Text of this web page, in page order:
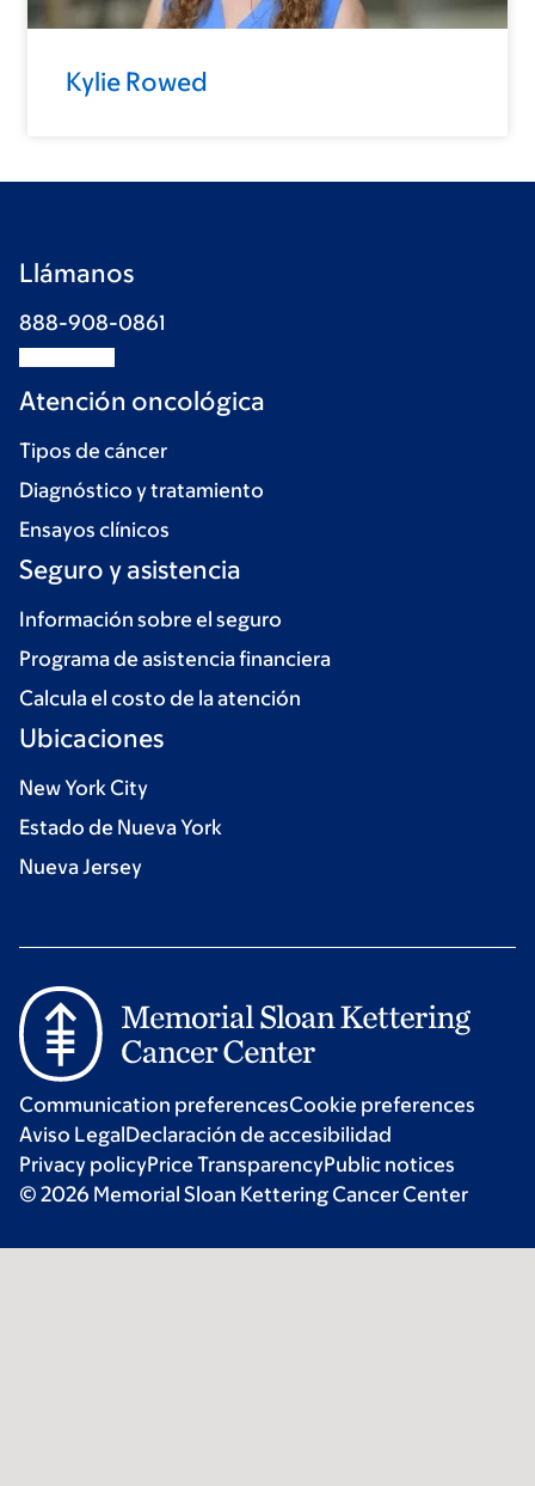
Kylie Rowed
Llámanos
888-908-0861
Atención oncológica
Tipos de cáncer
Diagnóstico y tratamiento
Ensayos clínicos
Seguro y asistencia
Información sobre el seguro
Programa de asistencia financiera
Calcula el costo de la atención
Ubicaciones
New York City
Estado de Nueva York
Nueva Jersey
Communication preferencesCookie preferences
Aviso LegalDeclaración de accesibilidad
Privacy policyPrice TransparencyPublic notices
© 2026 Memorial Sloan Kettering Cancer Center